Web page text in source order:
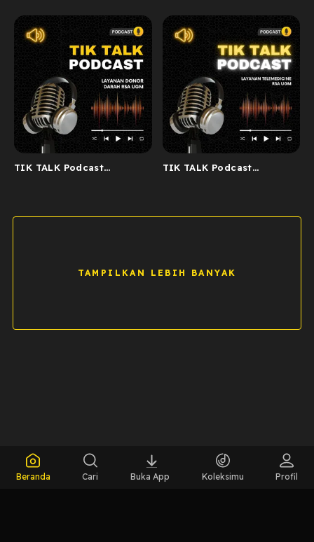
TIK TALK Podcast
TIK TALK Podcast
TAMPILKAN LEBIH BANYAK
Beranda Cari Buka App Koleksimu Profil